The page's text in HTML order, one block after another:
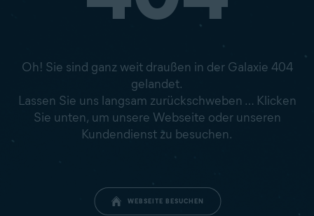
Oh! Sie sind ganz weit draußen in der Galaxie 404
gelandet.
Lassen Sie uns langsam zurückschweben … Klicken
Sie unten, um unsere Webseite oder unseren
Kundendienst zu besuchen.
WEBSEITE BESUCHEN